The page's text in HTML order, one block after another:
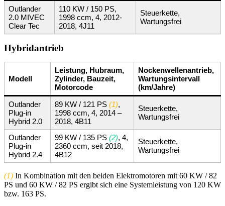
Outlander
2.0 MIVEC
Clear Tec
110 KW / 150 PS,
1998 ccm, 4, 2012-
2018, 4J11
Steuerkette,
Wartungsfrei
Hybridantrieb
Modell
Leistung, Hubraum,
Zylinder, Bauzeit,
Motorcode
Nockenwellenantrieb,
Wartungsintervall
(km/Jahre)
Outlander
Plug-in
Hybrid 2.0
89 KW / 121 PS (1),
1998 ccm, 4, 2014 –
2018, 4B11
Steuerkette,
Wartungsfrei
Outlander
Plug-in
Hybrid 2.4
99 KW / 135 PS (2), 4,
2360 ccm, seit 2018,
4B12
Steuerkette,
Wartungsfrei
(1) In Kombination mit den beiden Elektromotoren mit 60 KW / 82
PS und 60 KW / 82 PS ergibt sich eine Systemleistung von 120 KW
bzw. 163 PS.